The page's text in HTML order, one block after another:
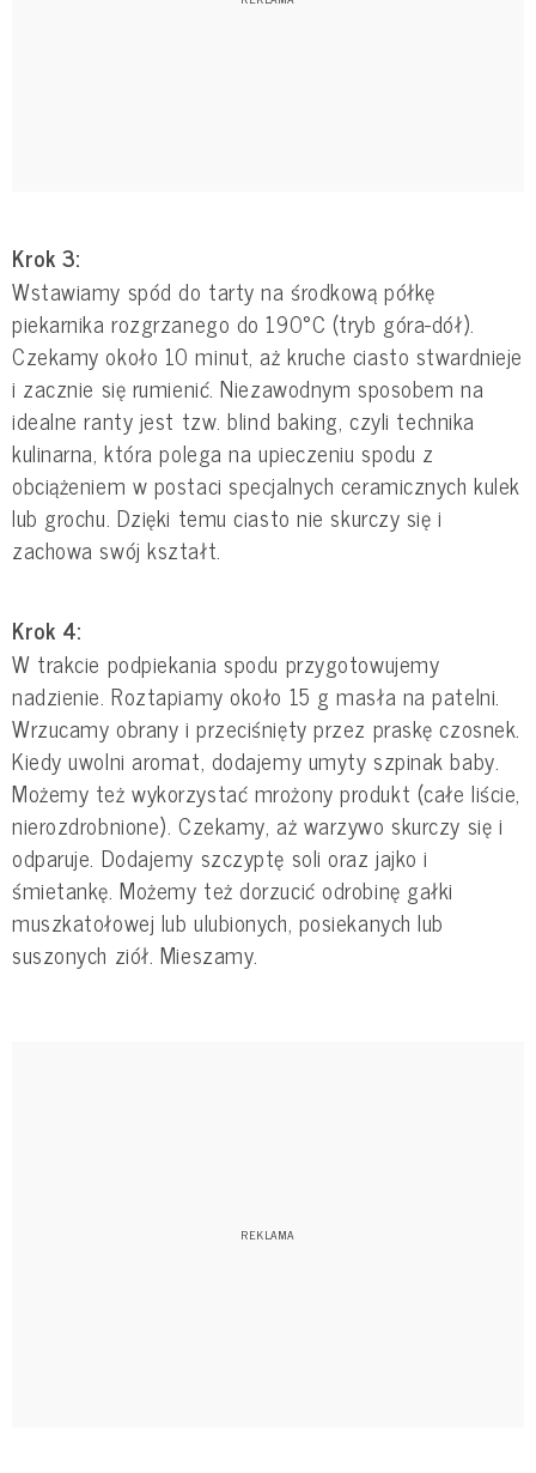
Krok 3:
Wstawiamy spód do tarty na środkową półkę
piekarnika rozgrzanego do 190°C (tryb góra-dół).
Czekamy około 10 minut, aż kruche ciasto stwardnieje
i zacznie się rumienić. Niezawodnym sposobem na
idealne ranty jest tzw. blind baking, czyli technika
kulinarna, która polega na upieczeniu spodu z
obciążeniem w postaci specjalnych ceramicznych kulek
lub grochu. Dzięki temu ciasto nie skurczy się i
zachowa swój kształt.
Krok 4:
W trakcie podpiekania spodu przygotowujemy
nadzienie. Roztapiamy około 15 g masła na patelni.
Wrzucamy obrany i przeciśnięty przez praskę czosnek.
Kiedy uwolni aromat, dodajemy umyty szpinak baby.
Możemy też wykorzystać mrożony produkt (całe liście,
nierozdrobnione). Czekamy, aż warzywo skurczy się i
odparuje. Dodajemy szczyptę soli oraz jajko i
śmietankę. Możemy też dorzucić odrobinę gałki
muszkatołowej lub ulubionych, posiekanych lub
suszonych ziół. Mieszamy.